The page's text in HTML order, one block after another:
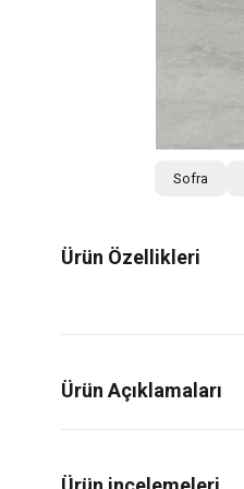
Sofra
Ürün Özellikleri
Ürün Açıklamaları